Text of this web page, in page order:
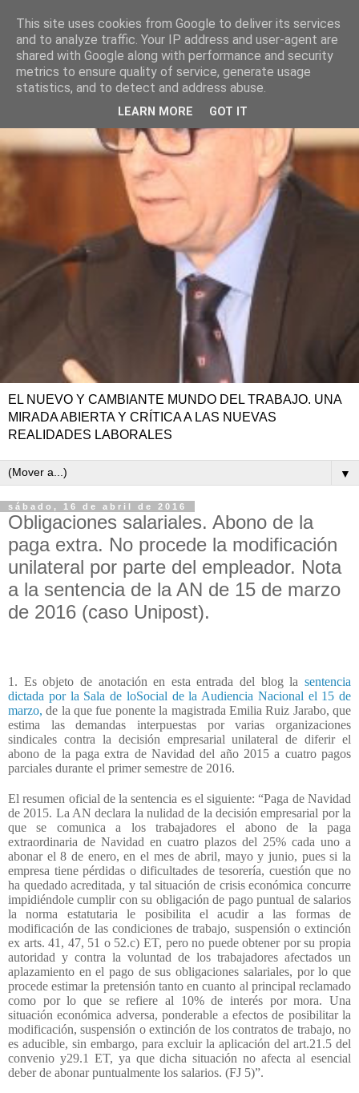
EL NUEVO Y CAMBIANTE MUNDO DEL TRABAJO. UNA
MIRADA ABIERTA Y CRÍTICA A LAS NUEVAS
REALIDADES LABORALES
▼
sábado, 16 de abril de 2016
Obligaciones salariales. Abono de la
paga extra. No procede la modificación
unilateral por parte del empleador. Nota
a la sentencia de la AN de 15 de marzo
de 2016 (caso Unipost).
1. Es objeto de anotación en esta entrada del blog la sentencia
dictada por la Sala de loSocial de la Audiencia Nacional el 15 de
marzo, de la que fue ponente la magistrada Emilia Ruiz Jarabo, que
estima las demandas interpuestas por varias organizaciones
sindicales contra la decisión empresarial unilateral de diferir el
abono de la paga extra de Navidad del año 2015 a cuatro pagos
parciales durante el primer semestre de 2016.
El resumen oficial de la sentencia es el siguiente: “Paga de Navidad
de 2015. La AN declara la nulidad de la decisión empresarial por la
que se comunica a los trabajadores el abono de la paga
extraordinaria de Navidad en cuatro plazos del 25% cada uno a
abonar el 8 de enero, en el mes de abril, mayo y junio, pues si la
empresa tiene pérdidas o dificultades de tesorería, cuestión que no
ha quedado acreditada, y tal situación de crisis económica concurre
impidiéndole cumplir con su obligación de pago puntual de salarios
la norma estatutaria le posibilita el acudir a las formas de
modificación de las condiciones de trabajo, suspensión o extinción
ex arts. 41, 47, 51 o 52.c) ET, pero no puede obtener por su propia
autoridad y contra la voluntad de los trabajadores afectados un
aplazamiento en el pago de sus obligaciones salariales, por lo que
procede estimar la pretensión tanto en cuanto al principal reclamado
como por lo que se refiere al 10% de interés por mora. Una
situación económica adversa, ponderable a efectos de posibilitar la
modificación, suspensión o extinción de los contratos de trabajo, no
es aducible, sin embargo, para excluir la aplicación del art.21.5 del
convenio y29.1 ET, ya que dicha situación no afecta al esencial
deber de abonar puntualmente los salarios. (FJ 5)”.
This site uses cookies from Google to deliver its services
and to analyze traffic. Your IP address and user-agent are
shared with Google along with performance and security
metrics to ensure quality of service, generate usage
statistics, and to detect and address abuse.
LEARN MORE GOT IT